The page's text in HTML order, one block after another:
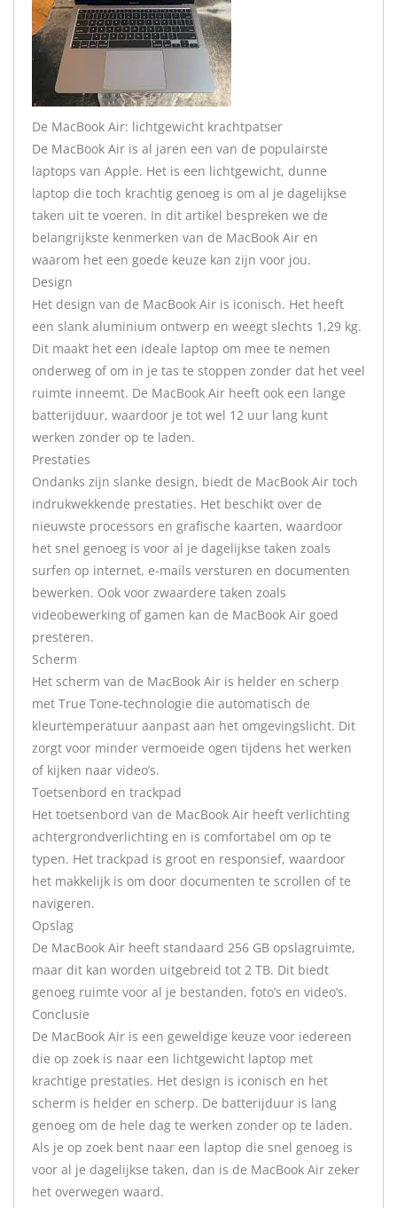
De MacBook Air: lichtgewicht krachtpatser
De MacBook Air is al jaren een van de populairste
laptops van Apple. Het is een lichtgewicht, dunne
laptop die toch krachtig genoeg is om al je dagelijkse
taken uit te voeren. In dit artikel bespreken we de
belangrijkste kenmerken van de MacBook Air en
waarom het een goede keuze kan zijn voor jou.
Design
Het design van de MacBook Air is iconisch. Het heeft
een slank aluminium ontwerp en weegt slechts 1,29 kg.
Dit maakt het een ideale laptop om mee te nemen
onderweg of om in je tas te stoppen zonder dat het veel
ruimte inneemt. De MacBook Air heeft ook een lange
batterijduur, waardoor je tot wel 12 uur lang kunt
werken zonder op te laden.
Prestaties
Ondanks zijn slanke design, biedt de MacBook Air toch
indrukwekkende prestaties. Het beschikt over de
nieuwste processors en grafische kaarten, waardoor
het snel genoeg is voor al je dagelijkse taken zoals
surfen op internet, e-mails versturen en documenten
bewerken. Ook voor zwaardere taken zoals
videobewerking of gamen kan de MacBook Air goed
presteren.
Scherm
Het scherm van de MacBook Air is helder en scherp
met True Tone-technologie die automatisch de
kleurtemperatuur aanpast aan het omgevingslicht. Dit
zorgt voor minder vermoeide ogen tijdens het werken
of kijken naar video’s.
Toetsenbord en trackpad
Het toetsenbord van de MacBook Air heeft verlichting
achtergrondverlichting en is comfortabel om op te
typen. Het trackpad is groot en responsief, waardoor
het makkelijk is om door documenten te scrollen of te
navigeren.
Opslag
De MacBook Air heeft standaard 256 GB opslagruimte,
maar dit kan worden uitgebreid tot 2 TB. Dit biedt
genoeg ruimte voor al je bestanden, foto’s en video’s.
Conclusie
De MacBook Air is een geweldige keuze voor iedereen
die op zoek is naar een lichtgewicht laptop met
krachtige prestaties. Het design is iconisch en het
scherm is helder en scherp. De batterijduur is lang
genoeg om de hele dag te werken zonder op te laden.
Als je op zoek bent naar een laptop die snel genoeg is
voor al je dagelijkse taken, dan is de MacBook Air zeker
het overwegen waard.